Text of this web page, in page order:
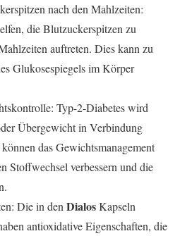
nach den Mahlzeiten:
die Blutzuckerspitzen zu
auftreten. Dies kann zu
Glukosespiegels im Körper
Typ-2-Diabetes wird
Übergewicht in Verbindung
das Gewichtsmanagement
Stoffwechsel verbessern und die
Die in den DialosKapseln
antioxidative Eigenschaften, die